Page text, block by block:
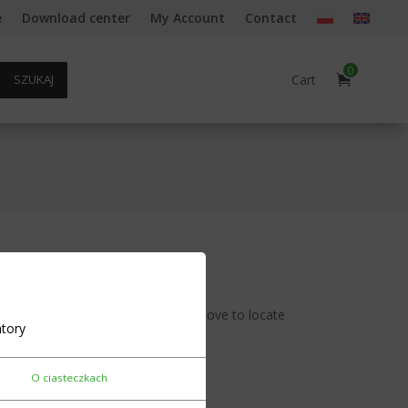
Download center My Account Contact
SZUKAJ Cart
0
search, or use the navigation above to locate
O ciasteczkach